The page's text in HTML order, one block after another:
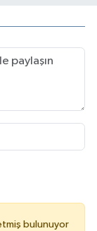
bulunuyor